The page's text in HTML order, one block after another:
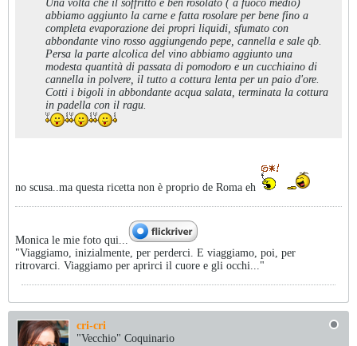
Una volta che il soffritto è ben rosolato ( a fuoco medio)
abbiamo aggiunto la carne e fatta rosolare per bene fino a
completa evaporazione dei propri liquidi, sfumato con
abbondante vino rosso aggiungendo pepe, cannella e sale qb.
Persa la parte alcolica del vino abbiamo aggiunto una
modesta quantità di passata di pomodoro e un cucchiaino di
cannella in polvere, il tutto a cottura lenta per un paio d'ore.
Cotti i bigoli in abbondante acqua salata, terminata la cottura
in padella con il ragu.
no scusa..ma questa ricetta non è proprio de Roma eh
Monica le mie foto qui...
"Viaggiamo, inizialmente, per perderci. E viaggiamo, poi, per
ritrovarci. Viaggiamo per aprirci il cuore e gli occhi..."
cri-cri
"Vecchio" Coquinario